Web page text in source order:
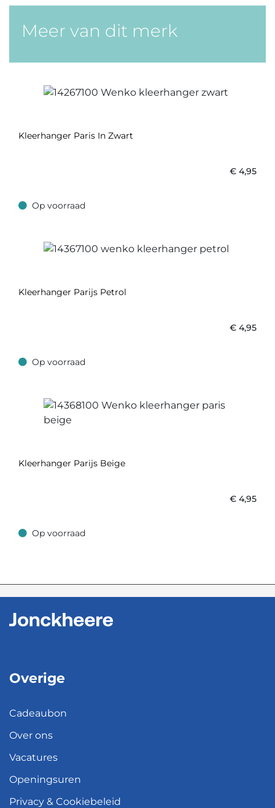
Meer van dit merk
Kleerhanger Paris In Zwart
€ 4,95
Op voorraad
Op voorraad
Kleerhanger Parijs Petrol
€ 4,95
Op voorraad
Op voorraad
Kleerhanger Parijs Beige
€ 4,95
Op voorraad
Op voorraad
Overige
Cadeaubon
Over ons
Vacatures
Openingsuren
Privacy & Cookiebeleid